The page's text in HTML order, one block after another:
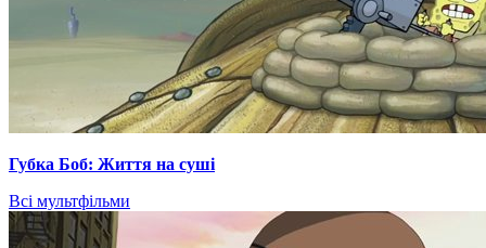
Губка Боб: Життя на суші
Всі мультфільми